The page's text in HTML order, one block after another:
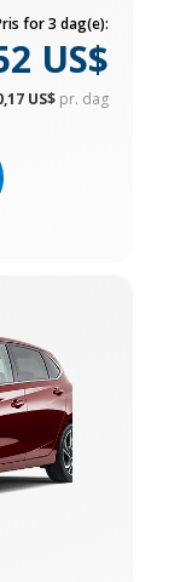
for 3 dag(e):
US$
US$ pr. dag